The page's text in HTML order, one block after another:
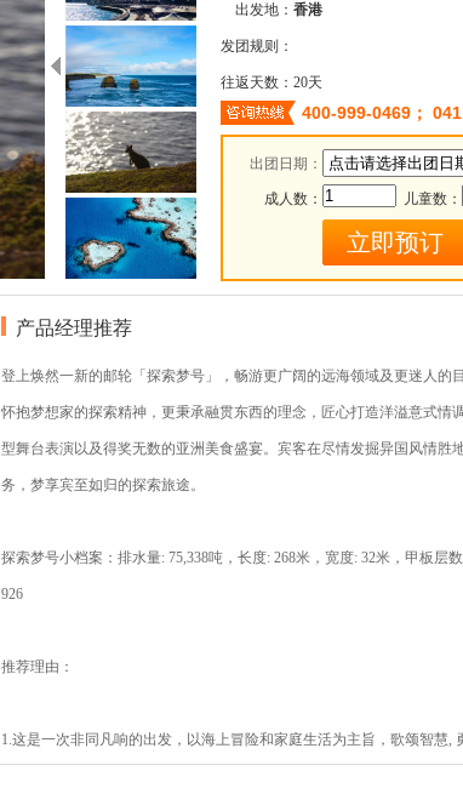
出发地： 香港
发团规则：
往返天数： 20天
400-999-0469；
出团日期：
成人数： 儿童数：
产品经理推荐
登上焕然一新的邮轮「探索梦号」，畅游更广阔的远海领域及更迷人的
怀抱梦想家的探索精神，更秉承融贯东西的理念，匠心打造洋溢意式情
型舞台表演以及得奖无数的亚洲美食盛宴。宾客在尽情发掘异国风情胜
务，梦享宾至如归的探索旅途。
探索梦号小档案：排水量: 75,338吨，长度: 268米，宽度: 32米，甲板层
926
推荐理由：
1.这是一次非同凡响的出发，以海上冒险和家庭生活为主旨，歌颂智慧,